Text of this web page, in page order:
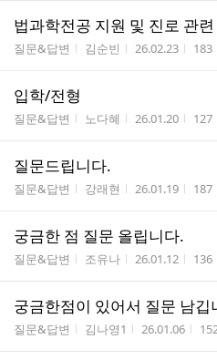
법과학전공 지원 및 진로 관
게시판명
질문&답변 작성자
김순빈 작성시간
26.02.23 조회
183
입학/전형
게시판명
질문&답변 작성자
노다혜 작성시간
26.01.20 조회
127
질문드립니다.
게시판명
질문&답변 작성자
강래현 작성시간
26.01.19 조회
187
궁금한 점 질문 올립니다.
게시판명
질문&답변 작성자
조유나 작성시간
26.01.12 조회
136
궁금한점이 있어서 질문 남깁
게시판명
질문&답변 작성자
김나영1 작성시간
26.01.06 조